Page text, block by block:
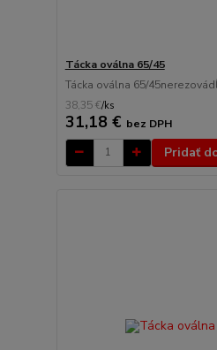
Tácka oválna 65/45
Tácka oválna 65/
38,35 €/ks
31,18 € bez DPH
Pridať